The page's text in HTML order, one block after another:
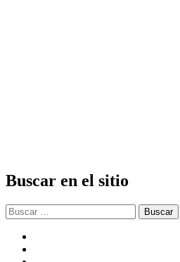
Buscar en el sitio
Buscar: